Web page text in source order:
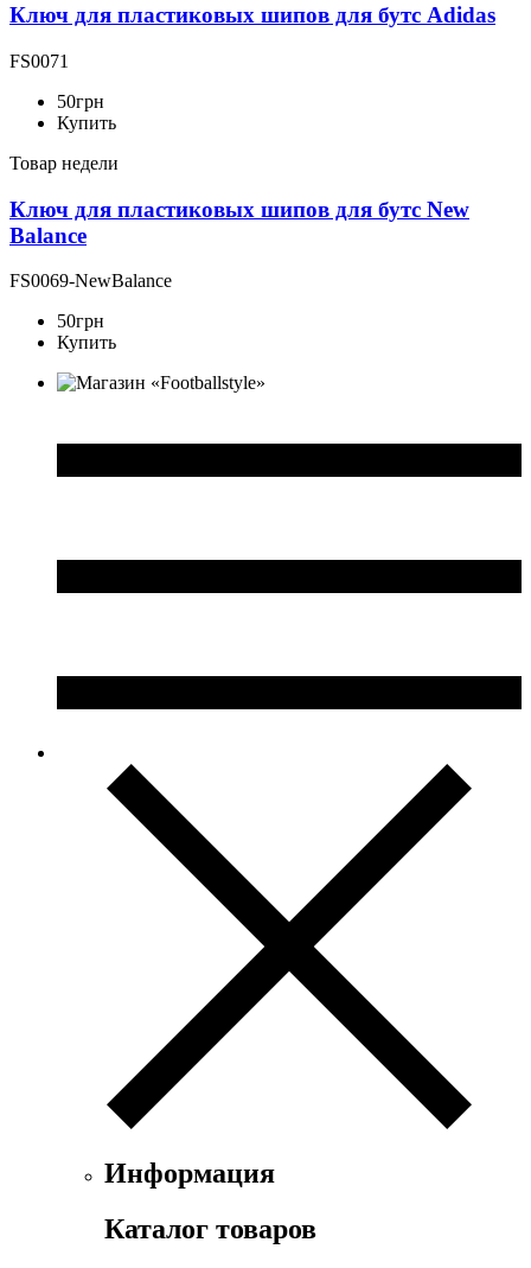
Ключ для пластиковых шипов для бутс Adidas
FS0071
50грн
Купить
Товар недели
Ключ для пластиковых шипов для бутс New
Balance
FS0069-NewBalance
50грн
Купить
Информация
Каталог товаров